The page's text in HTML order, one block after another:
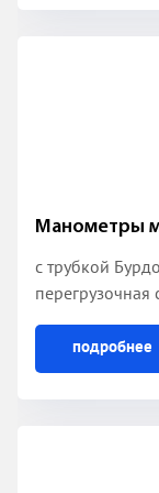
Манометры
с трубкой
перегрузочная
подробнее